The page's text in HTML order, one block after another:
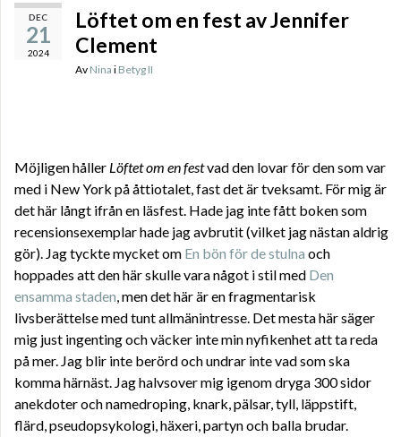
DEC
21
2024
Löftet om en fest av Jennifer
Clement
Av Nina i Betyg II
Möjligen håller Löftet om en festvad den lovar för den som var
med i New York på åttiotalet, fast det är tveksamt. För mig är
det här långt ifrån en läsfest. Hade jag inte fått boken som
recensionsexemplar hade jag avbrutit (vilket jag nästan aldrig
gör). Jag tyckte mycket om En bön för de stulna och
hoppades att den här skulle vara något i stil med Den
ensamma staden, men det här är en fragmentarisk
livsberättelse med tunt allmänintresse. Det mesta här säger
mig just ingenting och väcker inte min nyfikenhet att ta reda
på mer. Jag blir inte berörd och undrar inte vad som ska
komma härnäst. Jag halvsover mig igenom dryga 300 sidor
anekdoter och namedroping, knark, pälsar, tyll, läppstift,
flärd, pseudopsykologi, häxeri, partyn och balla brudar.